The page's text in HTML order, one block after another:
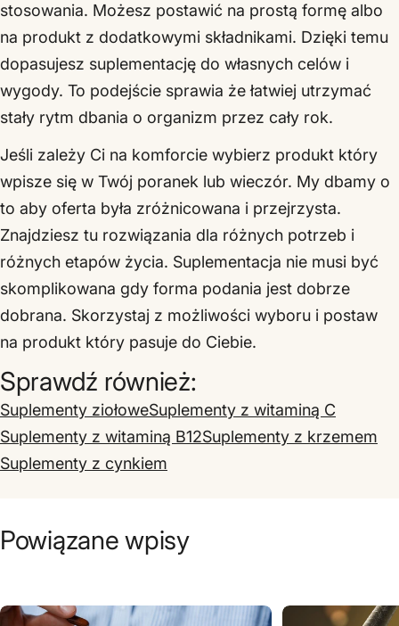
stosowania. Możesz postawić na prostą formę albo
na produkt z dodatkowymi składnikami. Dzięki temu
dopasujesz suplementację do własnych celów i
wygody. To podejście sprawia że łatwiej utrzymać
stały rytm dbania o organizm przez cały rok.
Jeśli zależy Ci na komforcie wybierz produkt który
wpisze się w Twój poranek lub wieczór. My dbamy o
to aby oferta była zróżnicowana i przejrzysta.
Znajdziesz tu rozwiązania dla różnych potrzeb i
różnych etapów życia. Suplementacja nie musi być
skomplikowana gdy forma podania jest dobrze
dobrana. Skorzystaj z możliwości wyboru i postaw
na produkt który pasuje do Ciebie.
Sprawdź również:
Suplementy ziołoweSuplementy z witaminą C
Suplementy z witaminą B12Suplementy z krzemem
Suplementy z cynkiem
Powiązane wpisy